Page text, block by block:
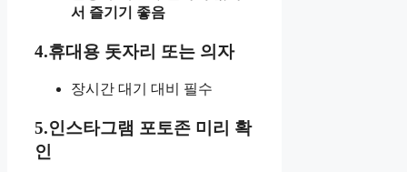
서 즐기기 좋음
4.휴대용 돗자리 또는 의자
장시간 대기 대비 필수
5.인스타그램 포토존 미리 확
인